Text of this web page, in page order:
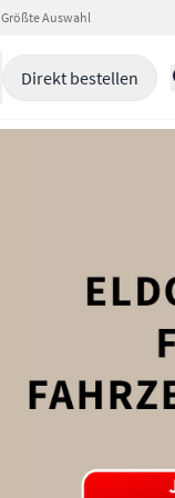
Größte Auswahl
Direkt bestellen